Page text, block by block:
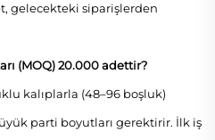
gelecekteki siparişlerden
(MOQ) 20.000 adettir?
kalıplarla (48–96 boşluk)
parti boyutları gerektirir. İlk iş